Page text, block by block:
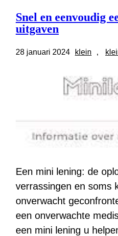
Snel en eenvoudig
uitgaven
28 januari 2024 klein ,
Een mini lening: de
verrassingen en soms
onverwacht
een onverwachte
een mini lening u